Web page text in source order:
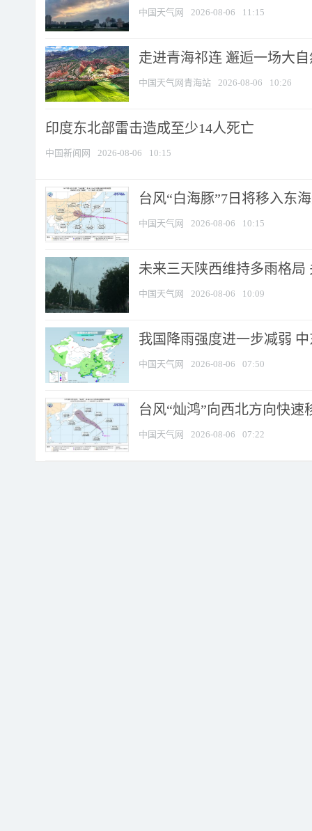
中国天气网 2026-08-06 11:15
走进青海祁连 邂逅一场大
中国天气网青海站 2026-08-06 10:26
印度东北部雷击造成至少14人死亡
中国新闻网 2026-08-06 10:15
台风“白海豚”7日将移入东
中国天气网 2026-08-06 10:15
未来三天陕西维持多雨格局
中国天气网 2026-08-06 10:09
我国降雨强度进一步减弱
中国天气网 2026-08-06 07:50
台风“灿鸿”向西北方向快
中国天气网 2026-08-06 07:22